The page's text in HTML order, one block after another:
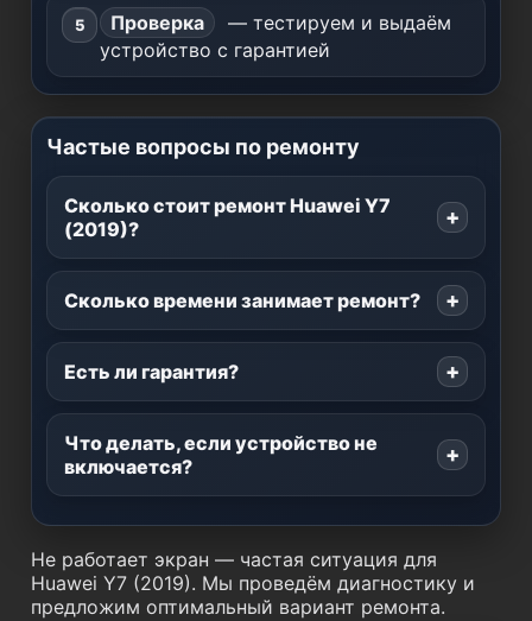
Проверка
— тестируем и выдаём
устройство с гарантией
Частые вопросы по ремонту
Сколько стоит ремонт Huawei Y7
(2019)?
Сколько времени занимает ремонт?
Есть ли гарантия?
Что делать, если устройство не
включается?
Не работает экран — частая ситуация для
Huawei Y7 (2019). Мы проведём диагностику и
предложим оптимальный вариант ремонта.